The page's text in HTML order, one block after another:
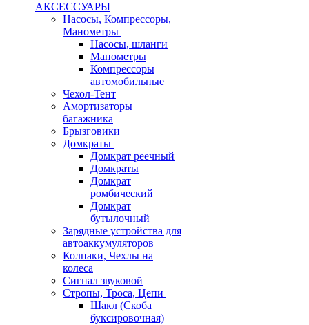
АКСЕССУАРЫ
Насосы, Компрессоры,
Манометры
Насосы, шланги
Манометры
Компрессоры
автомобильные
Чехол-Тент
Амортизаторы
багажника
Брызговики
Домкраты
Домкрат реечный
Домкраты
Домкрат
ромбический
Домкрат
бутылочный
Зарядные устройства для
автоаккумуляторов
Колпаки, Чехлы на
колеса
Сигнал звуковой
Стропы, Троса, Цепи
Шакл (Скоба
буксировочная)